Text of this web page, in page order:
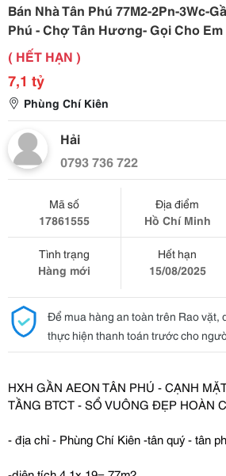
Bán Nhà Tân Phú 77M2-2Pn-3Wc-
Phú - Chợ Tân Hương- Gọi Cho Em
( HẾT HẠN )
7,1 tỷ
Phùng Chí Kiên
Hải
0793 736 722
Mã số
17861555
Địa điểm
Hồ Chí Minh
Tình trạng
Hàng mới
Hết hạn
15/08/2025
Để mua hàng an toàn trên Rao vặt,
thực hiện thanh toán trước cho
HXH GẦN AEON TÂN PHÚ - CẠNH
TẦNG BTCT - SỔ VUÔNG ĐẸP HOÀN
- địa chỉ - Phùng Chí Kiên -tân quý - tân